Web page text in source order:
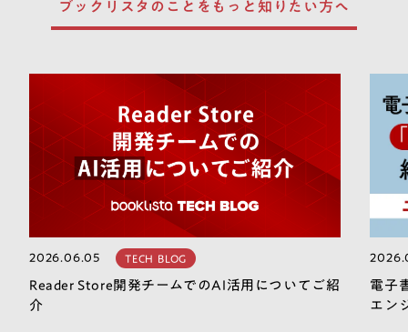
ブックリスタのことを もっと知りたい方へ
2026.06.05 TECH BLOG
Reader Store開発チームでのAI活用についてご紹
介
電子
エン